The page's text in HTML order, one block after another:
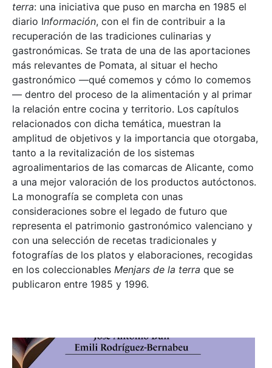
terra: una iniciativa que puso en marcha en 1985 el
diario Información, con el fin de contribuir a la
recuperación de las tradiciones culinarias y
gastronómicas. Se trata de una de las aportaciones
más relevantes de Pomata, al situar el hecho
gastronómico —qué comemos y cómo lo comemos
— dentro del proceso de la alimentación y al primar
la relación entre cocina y territorio. Los capítulos
relacionados con dicha temática, muestran la
amplitud de objetivos y la importancia que otorgaba,
tanto a la revitalización de los sistemas
agroalimentarios de las comarcas de Alicante, como
a una mejor valoración de los productos autóctonos.
La monografía se completa con unas
consideraciones sobre el legado de futuro que
representa el patrimonio gastronómico valenciano y
con una selección de recetas tradicionales y
fotografías de los platos y elaboraciones, recogidas
en los coleccionables Menjars de la terra que se
publicaron entre 1985 y 1996.